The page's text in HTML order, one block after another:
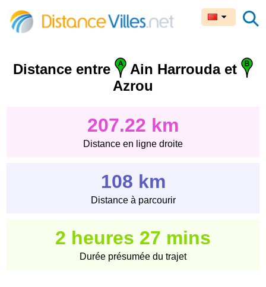
Distance entre
Ain Harrouda et
Azrou
207.22 km
Distance en ligne droite
108 km
Distance à parcourir
2 heures 27 mins
Durée présumée du trajet